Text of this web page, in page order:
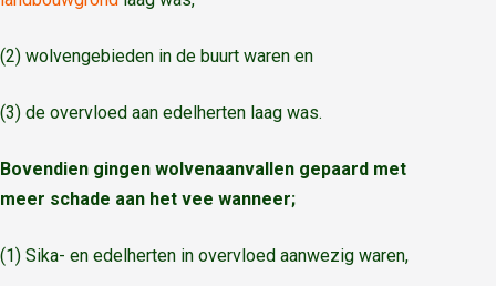
(2) wolvengebieden in de buurt waren en
(3) de overvloed aan edelherten laag was.
Bovendien gingen wolvenaanvallen gepaard met
meer schade aan het vee wanneer;
(1) Sika- en edelherten in overvloed aanwezig waren,